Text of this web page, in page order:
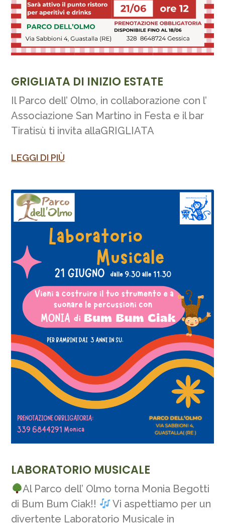
GRIGLIATA DI INIZIO ESTATE
Il Parco dell’ Olmo, in collaborazione con l’
Associazione San Martino in Festa e il bar
Tiratisù ti invita allaGRIGLIATA
LEGGI DI PIÙ
LABORATORIO MUSICALE
Al Parco dell’ Olmo torna Monia Begotti
di Bum Bum Ciak!!
Vi aspettiamo per un
divertente Laboratorio Musicale in